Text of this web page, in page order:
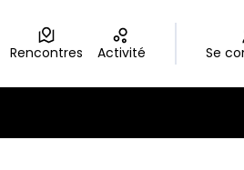
Rencontres Activité Se